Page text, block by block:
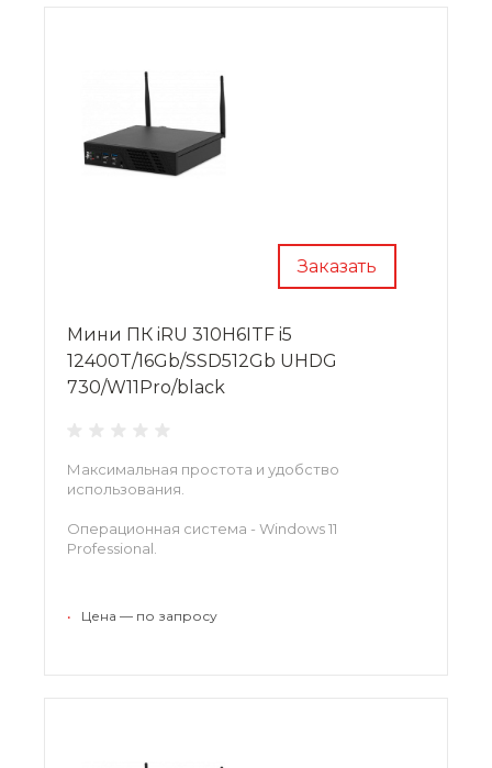
Заказать
Мини ПК iRU 310H6ITF i5
12400T/16Gb/SSD512Gb UHDG
730/W11Pro/black
Максимальная простота и удобство
использования.
Операционная система - Windows 11
Professional.
• Цена — по запросу